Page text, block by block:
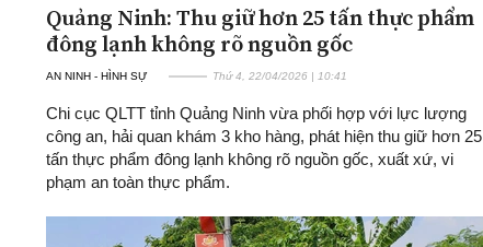
Quảng Ninh: Thu giữ hơn 25 tấn thực phẩm
đông lạnh không rõ nguồn gốc
AN NINH - HÌNH SỰ Thứ 4, 22/04/2026 | 10:41
Chi cục QLTT tỉnh Quảng Ninh vừa phối hợp với lực lượng
công an, hải quan khám 3 kho hàng, phát hiện thu giữ hơn 25
tấn thực phẩm đông lạnh không rõ nguồn gốc, xuất xứ, vi
phạm an toàn thực phẩm.